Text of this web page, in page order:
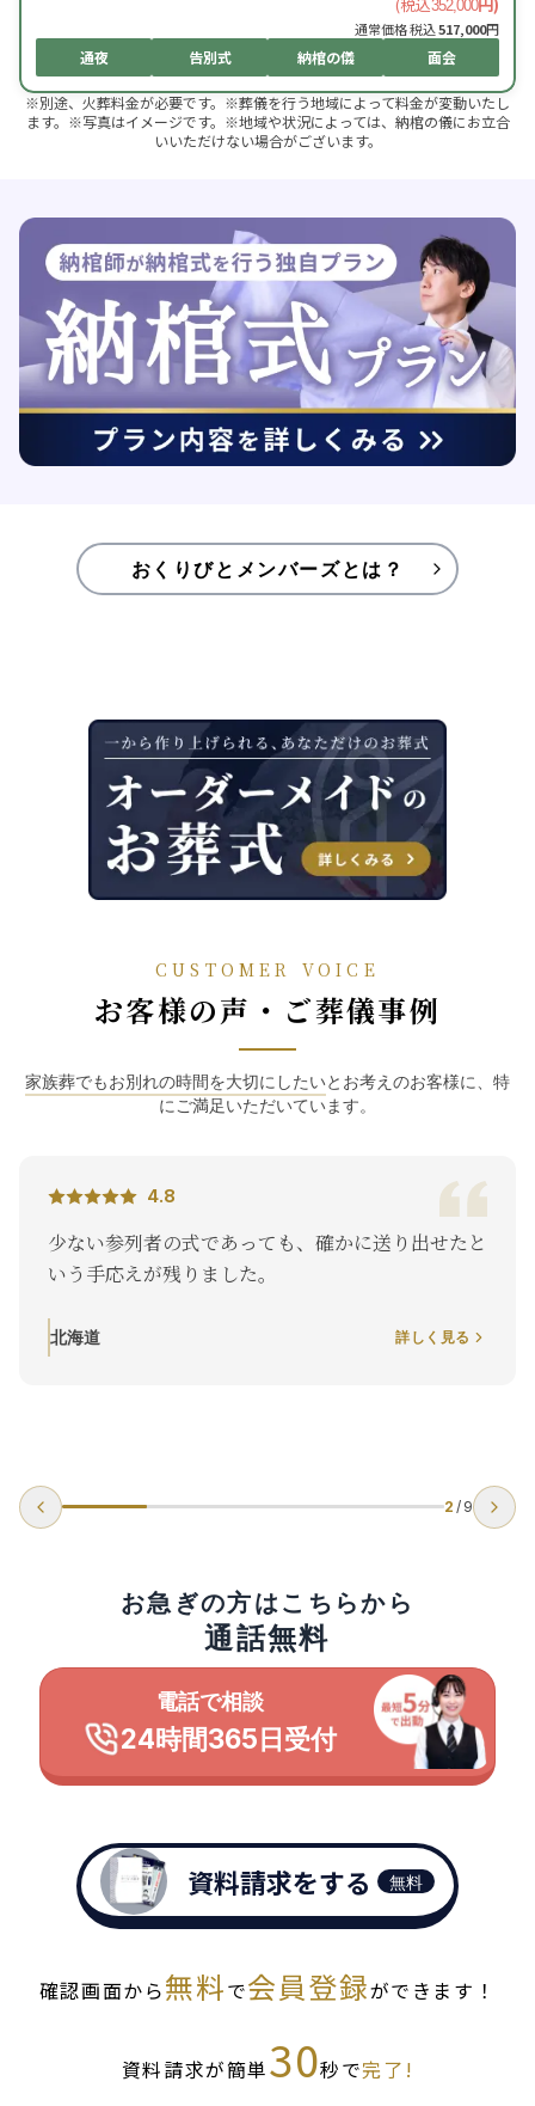
352,000
通常価格 税込517,000円
通夜 告別式 納棺の儀 面会
※別途、火葬料金が必要です。※葬儀を行う地域によって料金が変動いたし
ます。※写真はイメージです。※地域や状況によっては、納棺の儀にお立合
いいただけない場合がございます。
おくりびとメンバーズとは？
CUSTOMER VOICE
お客様の声・ご葬儀事例
家族葬でもお別れの時間を大切にしたいとお考えのお客様に、特
にご満足いただいています。
4.8
少ない参列者の式であっても、確かに送り出せたと
いう手応えが残りました。
北海道 詳しく見る
2 / 9
お急ぎの方はこちらから
通話無料
電話で相談
24時間365日受付
資料請求をする 無料
確認画面から無料で会員登録ができます！
資料請求が簡単30秒で完了!